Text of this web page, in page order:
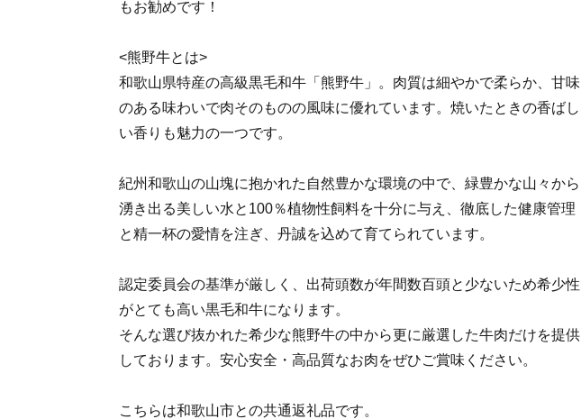
もお勧めです！
<熊野牛とは>
和歌山県特産の高級黒毛和牛「熊野牛」。肉質は細やかで柔らか、甘味
のある味わいで肉そのものの風味に優れています。焼いたときの香ばし
い香りも魅力の一つです。
紀州和歌山の山塊に抱かれた自然豊かな環境の中で、緑豊かな山々から
湧き出る美しい水と100％植物性飼料を十分に与え、徹底した健康管理
と精一杯の愛情を注ぎ、丹誠を込めて育てられています。
認定委員会の基準が厳しく、出荷頭数が年間数百頭と少ないため希少性
がとても高い黒毛和牛になります。
そんな選び抜かれた希少な熊野牛の中から更に厳選した牛肉だけを提供
しております。安心安全・高品質なお肉をぜひご賞味ください。
こちらは和歌山市との共通返礼品です。